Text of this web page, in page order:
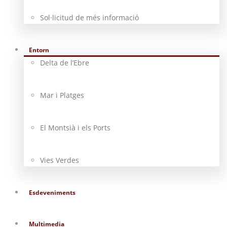
Sol·licitud de més informació
Entorn
Delta de l’Ebre
Mar i Platges
El Montsià i els Ports
Vies Verdes
Esdeveniments
Multimedia